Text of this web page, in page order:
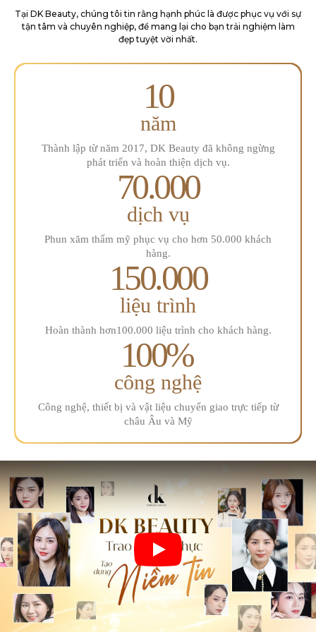
Tại DK Beauty, chúng tôi tin rằng hạnh phúc là được phục vụ với sự
tận tâm và chuyên nghiệp, để mang lại cho bạn trải nghiệm làm
đẹp tuyệt vời nhất.
10
năm
Thành lập từ năm 2017, DK Beauty đã không ngừng
phát triển và hoàn thiện dịch vụ.
70.000
dịch vụ
Phun xăm thẩm mỹ phục vụ cho hơn 50.000 khách
hàng.
150.000
liệu trình
Hoàn thành hơn100.000 liệu trình cho khách hàng.
100%
công nghệ
Công nghệ, thiết bị và vật liệu chuyển giao trực tiếp từ
châu Âu và Mỹ
Play